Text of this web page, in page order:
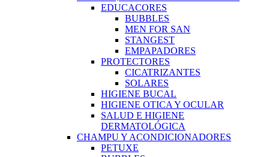
EDUCACORES
BUBBLES
MEN FOR SAN
STANGEST
EMPAPADORES
PROTECTORES
CICATRIZANTES
SOLARES
HIGIENE BUCAL
HIGIENE OTICA Y OCULAR
SALUD E HIGIENE
DERMATOLÓGICA
CHAMPU Y ACONDICIONADORES
PETUXE